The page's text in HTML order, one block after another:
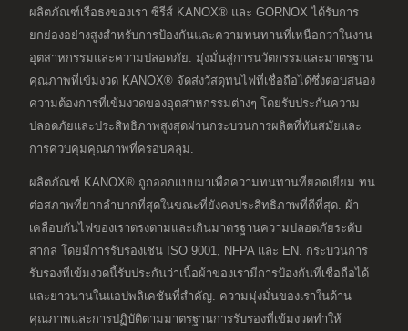
ผลิตภัณฑ์เรือธงของเรา ซีรีส์ KANOX® และ GORNOX ได้รับการ
ยกย่องอย่างสูงสำหรับการป้องกันและความทนทานที่เหนือกว่าในงาน
อุตสาหกรรมและความปลอดภัย. มุ่งมั่นสู่การนวัตกรรมและมาตรฐาน
คุณภาพที่เข้มงวด KANOX® จัดส่งวัสดุทนไฟที่เชื่อถือได้ซึ่งตอบสนอง
ความต้องการที่เข้มงวดของอุตสาหกรรมต่างๆ โดยรับประกันความ
ปลอดภัยและประสิทธิภาพสูงสุดผ่านกระบวนการผลิตที่ทันสมัยและ
การควบคุมคุณภาพที่ครอบคลุม.
ผลิตภัณฑ์ KANOX® ถูกออกแบบมาเพื่อความทนทานที่ยอดเยี่ยม ทน
ต่อสภาพที่ยากลำบากที่สุดในขณะที่ยังคงประสิทธิภาพที่ดีที่สุด. ผ้า
เคลือบกันไฟของเราตรงตามและเกินมาตรฐานความปลอดภัยระดับ
สากล โดยมีการรับรองเช่น ISO 9001, NFPA และ EN. กระบวนการ
รับรองที่เข้มงวดนี้รับประกันว่าเนื้อผ้าของเรามีการป้องกันที่เชื่อถือได้
และยาวนานในแอปพลิเคชันที่สำคัญ. ความมุ่งมั่นของเราในด้าน
คุณภาพและการปฏิบัติตามมาตรฐานการรับรองที่เข้มงวดทำให้